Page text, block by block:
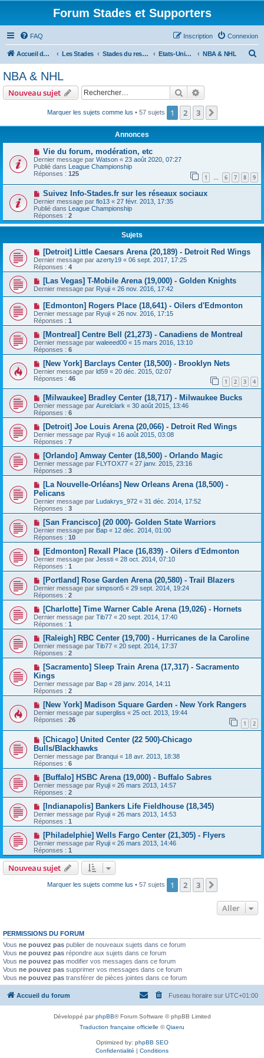
Forum Stades et Supporters
FAQ Connexion
Inscription
Accueil du forum Les Stades Stades du reste du Monde Etats-Unis et Canada NBA & NHL
r
NBA & NHL
Nouveau sujet Rechercher
Marquer les sujets comme lus • 57 sujets 1 2 3
Annonces
Vie du forum, modération, etc
Dernier message par Watson « 23 août 2020, 07:27
Publié dans League Championship
Réponses : 125 1 … 6 7 8 9
Suivez Info-Stades.fr sur les réseaux sociaux
Dernier message par flo13 « 27 févr. 2013, 17:35
Publié dans League Championship
Réponses : 2
Sujets
[Detroit] Little Caesars Arena (20,189) - Detroit Red Wings
Dernier message par azerty19 « 06 sept. 2017, 17:25
Réponses : 4
[Las Vegas] T-Mobile Arena (19,000) - Golden Knights
Dernier message par Ryuji « 26 nov. 2016, 17:42
[Edmonton] Rogers Place (18,641) - Oilers d'Edmonton
Dernier message par Ryuji « 26 nov. 2016, 17:15
Réponses : 1
[Montreal] Centre Bell (21,273) - Canadiens de Montreal
Dernier message par waleeed00 « 15 mars 2016, 13:10
Réponses : 6
[New York] Barclays Center (18,500) - Brooklyn Nets
Dernier message par ld59 « 20 déc. 2015, 02:07
Réponses : 46 1 2 3 4
[Milwaukee] Bradley Center (18,717) - Milwaukee Bucks
Dernier message par Aurelclark « 30 août 2015, 13:46
Réponses : 6
[Detroit] Joe Louis Arena (20,066) - Detroit Red Wings
Dernier message par Ryuji « 16 août 2015, 03:08
Réponses : 7
[Orlando] Amway Center (18,500) - Orlando Magic
Dernier message par FLYTOX77 « 27 janv. 2015, 23:16
Réponses : 3
[La Nouvelle-Orléans] New Orleans Arena (18,500) -
Pelicans
Dernier message par Ludakrys_972 « 31 déc. 2014, 17:52
Réponses : 3
[San Francisco] (20 000)- Golden State Warriors
Dernier message par Bap « 12 déc. 2014, 01:00
Réponses : 10
[Edmonton] Rexall Place (16,839) - Oilers d'Edmonton
Dernier message par Jessti « 28 oct. 2014, 07:10
Réponses : 1
[Portland] Rose Garden Arena (20,580) - Trail Blazers
Dernier message par simpson5 « 29 sept. 2014, 19:24
Réponses : 2
[Charlotte] Time Warner Cable Arena (19,026) - Hornets
Dernier message par Tib77 « 20 sept. 2014, 17:40
Réponses : 1
[Raleigh] RBC Center (19,700) - Hurricanes de la Caroline
Dernier message par Tib77 « 20 sept. 2014, 17:37
Réponses : 2
[Sacramento] Sleep Train Arena (17,317) - Sacramento
Kings
Dernier message par Bap « 28 janv. 2014, 14:11
Réponses : 2
[New York] Madison Square Garden - New York Rangers
Dernier message par supergliss « 25 oct. 2013, 19:44
Réponses : 26 1 2
[Chicago] United Center (22 500)-Chicago
Bulls/Blackhawks
Dernier message par Branqui « 18 avr. 2013, 18:38
Réponses : 6
[Buffalo] HSBC Arena (19,000) - Buffalo Sabres
Dernier message par Ryuji « 26 mars 2013, 14:57
Réponses : 2
[Indianapolis] Bankers Life Fieldhouse (18,345)
Dernier message par Ryuji « 26 mars 2013, 14:53
Réponses : 1
[Philadelphie] Wells Fargo Center (21,305) - Flyers
Dernier message par Ryuji « 26 mars 2013, 14:46
Réponses : 1
Nouveau sujet
Marquer les sujets comme lus • 57 sujets 1 2 3
Aller
PERMISSIONS DU FORUM
Vous ne pouvez pas publier de nouveaux sujets dans ce forum
Vous ne pouvez pas répondre aux sujets dans ce forum
Vous ne pouvez pas modifier vos messages dans ce forum
Vous ne pouvez pas supprimer vos messages dans ce forum
Vous ne pouvez pas transférer de pièces jointes dans ce forum
Accueil du forum Fuseau horaire sur UTC+01:00
Développé parphpBB® Forum Software © phpBB Limited
Traduction française officielle ©Qiaeru
Optimized by: phpBB SEO
Confidentialité
Conditions